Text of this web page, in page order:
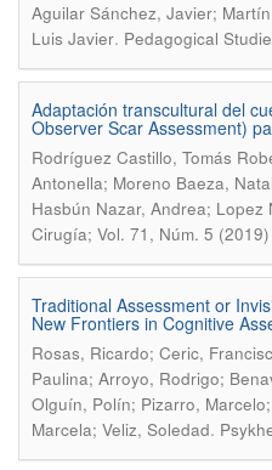
Aguilar Sánchez, Javier;
Luis Javier. Pedagogical
Adaptación transcultural del
Observer Scar Assessment)
Rodríguez Castillo, Tomás
Antonella; Moreno Baeza,
Hasbún Nazar, Andrea; Lopez
Cirugía; Vol. 71, Núm. 5 (2019)
Traditional Assessment or
New Frontiers in Cognitive
Rosas, Ricardo; Ceric,
Paulina; Arroyo, Rodrigo;
Olguín, Polín; Pizarro,
Marcela; Veliz, Soledad.